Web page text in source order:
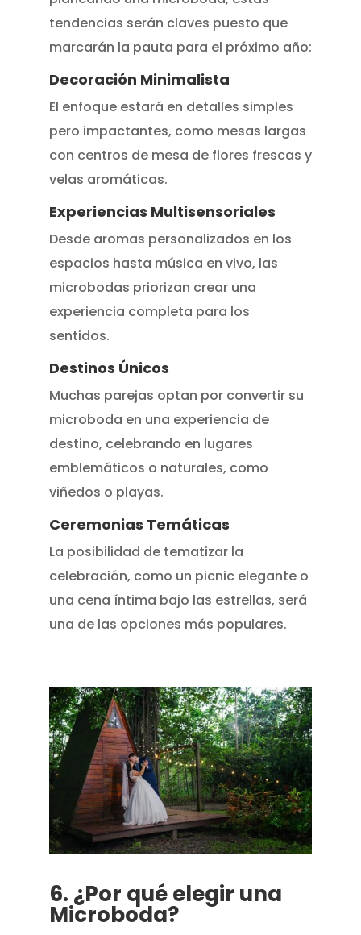
tendencias serán claves puesto que
marcarán la pauta para el próximo año:
Decoración Minimalista
El enfoque estará en detalles simples
pero impactantes, como mesas largas
con centros de mesa de flores frescas y
velas aromáticas.
Experiencias Multisensoriales
Desde aromas personalizados en los
espacios hasta música en vivo, las
microbodas priorizan crear una
experiencia completa para los
sentidos.
Destinos Únicos
Muchas parejas optan por convertir su
microboda en una experiencia de
destino, celebrando en lugares
emblemáticos o naturales, como
viñedos o playas.
Ceremonias Temáticas
La posibilidad de tematizar la
celebración, como un picnic elegante o
una cena íntima bajo las estrellas, será
una de las opciones más populares.
6. ¿Por qué elegir una
Microboda?